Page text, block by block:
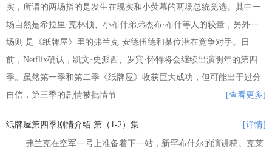
实，所谓的两场指的是发生在现实和小荧幕的两场总统竞选。其中一
场自然是希拉里·克林顿、小布什弟弟杰布·布什等人的较量，另外一
场则 是《纸牌屋》里的弗兰克·安德伍德和某位潜在竞争对手。日
前，Netflix确认，凯文·史派西、罗宾·怀特将会继续出演明年的第四
季。虽然第一季和第二季《纸牌屋》收获巨大成功，但可能出于过分
自信，第三季的剧情被批情节
[查看更多]
纸牌屋第四季剧情介绍 第（1-2）集 [详情]
弗兰克在空军一号上准备着下一站，新罕布什尔的演讲稿。克莱